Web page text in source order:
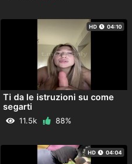
HD 04:10
Ti da le istruzioni su come
segarti
11.5k 88%
HD 04:04